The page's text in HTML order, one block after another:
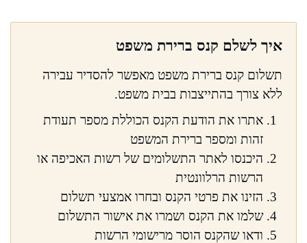
איך לשלם קנס ברירת משפט
תשלום קנס ברירת משפט מאפשר להסדיר עבירה
ללא צורך בהתייצבות בבית משפט.
אתרו את הודעת הקנס הכוללת מספר תעודת
זהות ומספר ברירת המשפט
היכנסו לאתר התשלומים של רשות האכיפה או
הרשות הרלוונטית
הזינו את פרטי הקנס ובחרו אמצעי תשלום
שלמו את הקנס ושמרו את אישור התשלום
ודאו שהקנס הוסר מרישומי הרשות